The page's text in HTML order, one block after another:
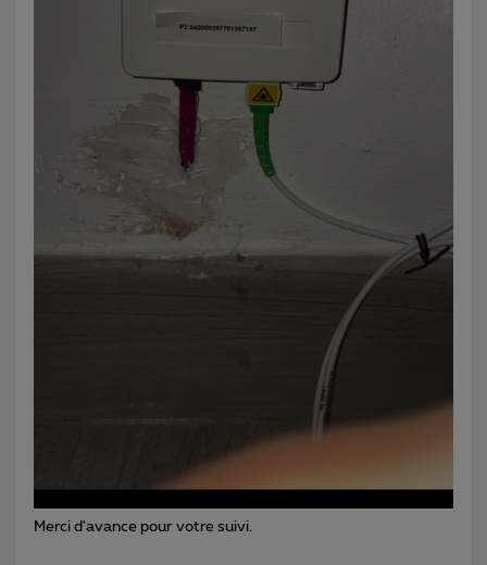
Merci d'avance pour votre suivi.